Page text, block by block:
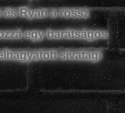
2026 Az oldal nem tárol
forrásból származik |
|Fel ↑
és Ryan a rossz
egy barátságos
sivatagi